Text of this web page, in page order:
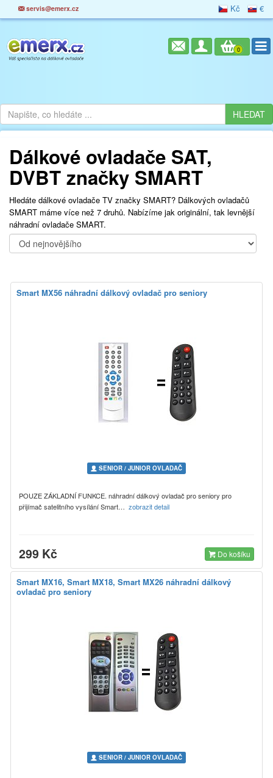
servis@emerx.cz Kč €
0
Dálkové ovladače SAT,
DVBT značky SMART
Hledáte dálkové ovladače TV značky SMART? Dálkových ovladačů
SMART máme více než 7 druhů. Nabízíme jak originální, tak levnější
náhradní ovladače SMART.
Smart MX56 náhradní dálkový ovladač pro seniory
SENIOR / JUNIOR OVLADAČ
POUZE ZÁKLADNÍ FUNKCE. náhradní dálkový ovladač pro seniory pro
přijímač satelitního vysílání Smart… zobrazit detail
299 Kč Do košíku
Smart MX16, Smart MX18, Smart MX26 náhradní dálkový
ovladač pro seniory
SENIOR / JUNIOR OVLADAČ